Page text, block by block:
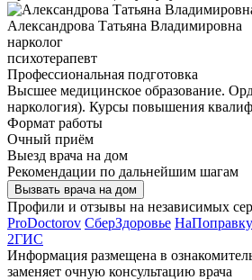
Александрова Татьяна Владимировна
нарколог
психотерапевт
Профессиональная подготовка
Высшее медицинское образование.
наркология). Курсы повышения
Формат работы
Очный приём
Выезд врача на дом
Рекомендации по дальнейшим шагам
Вызвать врача на дом
Профили и отзывы на независимых
ProDoctorov СберЗдоровье НаПоправку
2ГИС
Информация размещена в
заменяет очную консультацию врача